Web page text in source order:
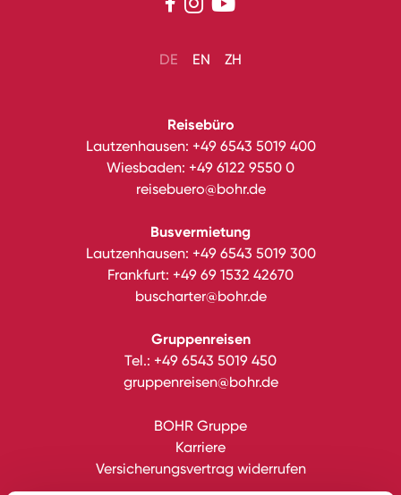
DE EN ZH
Reisebüro
Lautzenhausen: +49 6543 5019 400
Wiesbaden: +49 6122 9550 0
reisebuero@bohr.de
Busvermietung
Lautzenhausen: +49 6543 5019 300
Frankfurt: +49 69 1532 42670
buscharter@bohr.de
Gruppenreisen
Tel.: +49 6543 5019 450
gruppenreisen@bohr.de
BOHR Gruppe
Karriere
Versicherungsvertrag widerrufen